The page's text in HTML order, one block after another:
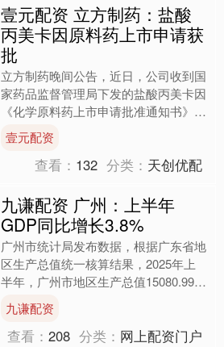
壹元配资 立方制药：盐酸
丙美卡因原料药上市申请获
批
立方制药晚间公告，近日，公司收到国
家药品监督管理局下发的盐酸丙美卡因
《化学原料药上市申请批准通知书》。
盐酸丙美卡因是一种强效酯类表面麻醉
剂，其制剂盐酸丙美卡因滴....
壹元配资
查看： 132 分类： 天创优配
九谦配资 广州：上半年
GDP同比增长3.8%
广州市统计局发布数据，根据广东省地
区生产总值统一核算结果，2025年上
半年，广州市地区生产总值15080.99亿
元，按不变价格计算，同比增长
3.8%。其中，第一....
九谦配资
查看：208 分类： 网上配资门户